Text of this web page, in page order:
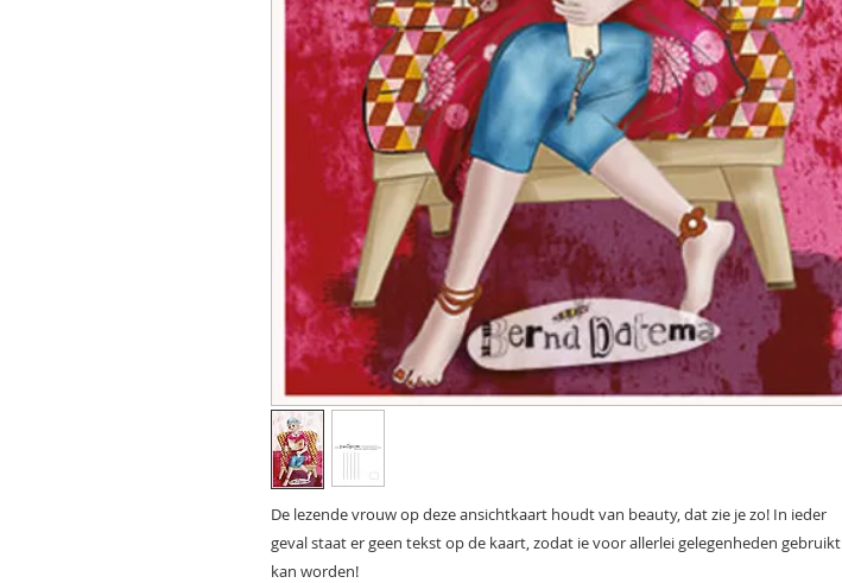
De lezende vrouw op deze ansichtkaart houdt van beauty, dat zie je zo! In ieder
geval staat er geen tekst op de kaart, zodat ie voor allerlei gelegenheden gebruikt
kan worden!